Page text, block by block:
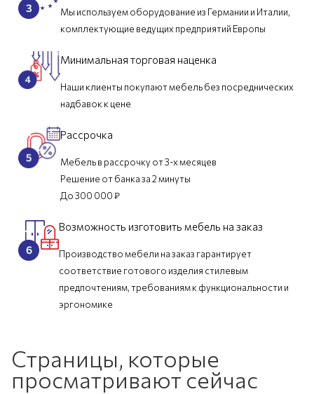
Мы используем оборудование из Германии и Италии,
комплектующие ведущих предприятий Европы
Минимальная торговая наценка
Наши клиенты покупают мебель без посреднических
надбавок к цене
Рассрочка
Мебель в рассрочку от 3-х месяцев
Решение от банка за 2 минуты
До 300 000 ₽
Возможность изготовить мебель на заказ
Производство мебели на заказ гарантирует
соответствие готового изделия стилевым
предпочтениям, требованиям к функциональности и
эргономике
Страницы, которые
просматривают сейчас